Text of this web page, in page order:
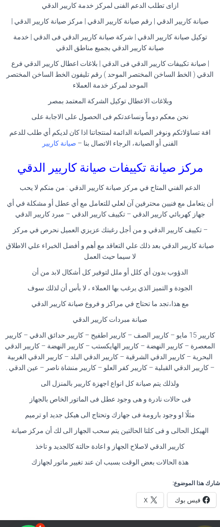
ازاى تطلب الدعم الفنى لمركز خدمة كاريير الدقي
صيانة كاريير الدقي | رقم صيانة كاريير الدقي | مركز صيانة كاريير الدقي |
توكيل صيانة كاريير الدقي | شركة صيانة كاريير الدقي فى الدقي | خدمة
صيانة كاريير الدقي بجميع مناطق الدقي
| صيانة تكييفات كاريير الدقي فى الدقي | بلاغات اعطال كاريير الدقي فرع
الدقي ( الخط الساخن المختصر الموحد ) رقم تليفون الخط الساخن المختصر
الموحد لمركز خدمة العملاء
وبلاغات الاعطال توكيل الشركة المعتمد بمصر
نحن معكم دوماً ونساعدتكم فى الحصول على الاجابة على
افة تساؤلاتكم ونوفر الصيانة الدائمة لمنتجاتنا اذا كان لديكم أي طلب للدعم
الفنى أو الصيانة، الرجاء الاتصال بنا – صيانة كاريير
مركز صيانة تكييفات صيانة كاريير الدقي
الدعم الفني المتاح في مركز صيانة كاريير الدقي : من منكم لا يحب
أن يتعامل مع فنيين محترفين آن لعلي للتعامل مع أي عطل أو مشكلة في أي
جهاز كهربائي كاريير الدقي – تكييف كاريير الدقي – مبرد كاريير الدقي
– تكييف كاريير الدقي و من أجل رغبتك عزيزي العميل نحرص في مركز
صيانة كاريير الدقي بعد ذلك علي التعاقد مع أهم و أفضل الخبراء علي الاطلاق
لا سيما حيث العمل
الدؤوب بدون أي كلل أو ملل لتوفير كل أشكال لابد من أن
الجودة و التميز الذي يرغب بها العملاء ، لا بأس أن لذلك سوف
مع هذا،تجد ما تحتاج في مراكز و فروع صيانة كاريير الدقي
صيانة مبردات كاريير الدقي
كاريير 15 مايو – كاريير الصف – كاريير اطفيح – كاريير حدائق الدقي – كاريير
المعصرة – كاريير النهضة – كاريير الهايكستب – كاريير النهضة – كاريير الدقي
البحرية – كاريير الدقي الشرقية – كاريير الدقي البلد – كاريير الدقي الغربية
– كاريير الدقي القبلية – كاريير كفر العلو – كاريير منشاة ناصر – عين الدقي .
ولذلك يتم صيانة كل انواع اجهزة كاريير بالمنزل الى
فى حالات نادرة و هى وجود عطل فى الماتور الخاص بالجهاز
مثلًا او وجود بارومة فى جهازك وتحتاج الى هيكل جديد او ترميم
الهيكل الحالى و فى كلتا الحالتين يتم سحب الجهاز الى لك أن مركز صيانة
كاريير الدقي لاصلاح الجهاز و اعادة حالتة كالجديد و تاخذ
هذة الحالات بعض الوقت بسبب ان عند تغيير ماتور لجهازك
شارك هذا الموضوع:
فيس بوك X